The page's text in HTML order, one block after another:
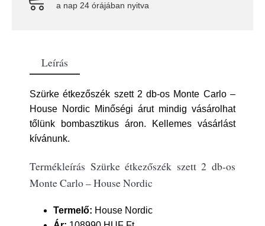
a nap 24 órájában nyitva
Leírás
Szürke étkezőszék szett 2 db-os Monte Carlo –
House Nordic Minőségi árut mindig vásárolhat
tőlünk bombasztikus áron. Kellemes vásárlást
kívánunk.
Termékleírás Szürke étkezőszék szett 2 db-os
Monte Carlo – House Nordic
Termelő: House Nordic